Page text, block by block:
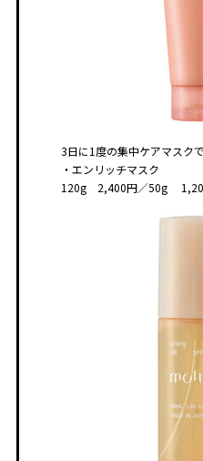
3日に1度の集中ケアマスク
・エンリッチマスク
120g 2,400円／50g